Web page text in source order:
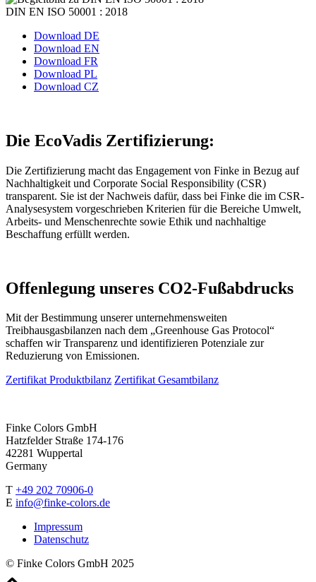
DIN EN ISO 50001 : 2018
Download DE
Download EN
Download FR
Download PL
Download CZ
Die EcoVadis Zertifizierung:
Die Zertifizierung macht das Engagement von Finke in Bezug auf
Nachhaltigkeit und Corporate Social Responsibility (CSR)
transparent. Sie ist der Nachweis dafür, dass bei Finke die im CSR-
Analysesystem vorgeschrieben Kriterien für die Bereiche Umwelt,
Arbeits- und Menschenrechte sowie Ethik und nachhaltige
Beschaffung erfüllt werden.
Offenlegung unseres CO2-Fußabdrucks
Mit der Bestimmung unserer unternehmensweiten
Treibhausgasbilanzen nach dem „Greenhouse Gas Protocol“
schaffen wir Transparenz und identifizieren Potenziale zur
Reduzierung von Emissionen.
Zertifikat Produktbilanz Zertifikat Gesamtbilanz
Finke Colors GmbH
Hatzfelder Straße 174-176
42281 Wuppertal
Germany
T +49 202 70906-0
E info@finke-colors.de
Impressum
Datenschutz
© Finke Colors GmbH 2025